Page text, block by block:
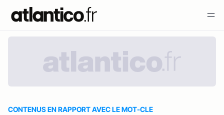
CONTENUS EN RAPPORT AVEC LE MOT-CLE